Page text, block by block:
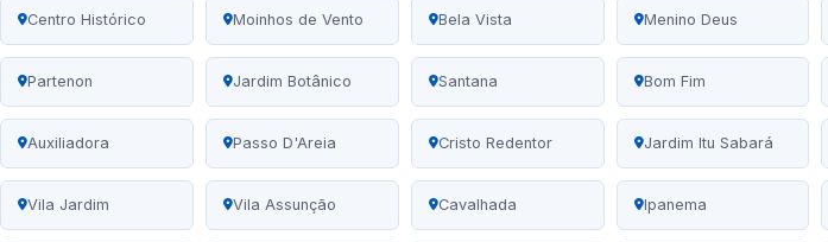
Centro Histórico Moinhos de Vento Bela Vista Menino Deus
Partenon Jardim Botânico Santana Bom Fim
Auxiliadora Passo D'Areia Cristo Redentor Jardim Itu Sabará
Vila Jardim Vila Assunção Cavalhada Ipanema